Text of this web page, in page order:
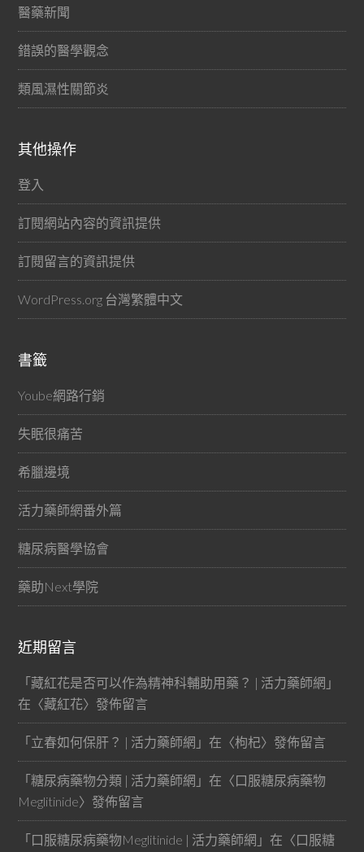
醫藥新聞
錯誤的醫學觀念
類風濕性關節炎
其他操作
登入
訂閱網站內容的資訊提供
訂閱留言的資訊提供
WordPress.org 台灣繁體中文
書籤
Yoube網路行銷
失眠很痛苦
希臘邊境
活力藥師網番外篇
糖尿病醫學協會
藥助Next學院
近期留言
「藏紅花是否可以作為精神科輔助用藥？ | 活力藥師網 」
在〈藏紅花〉發佈留言
「 立春如何保肝？ | 活力藥師網 」在〈枸杞〉發佈留言
「糖尿病藥物分類 | 活力藥師網 」在〈口服糖尿病藥物
Meglitinide〉發佈留言
「 口服糖尿病藥物Meglitinide | 活力藥師網 」在〈口服糖